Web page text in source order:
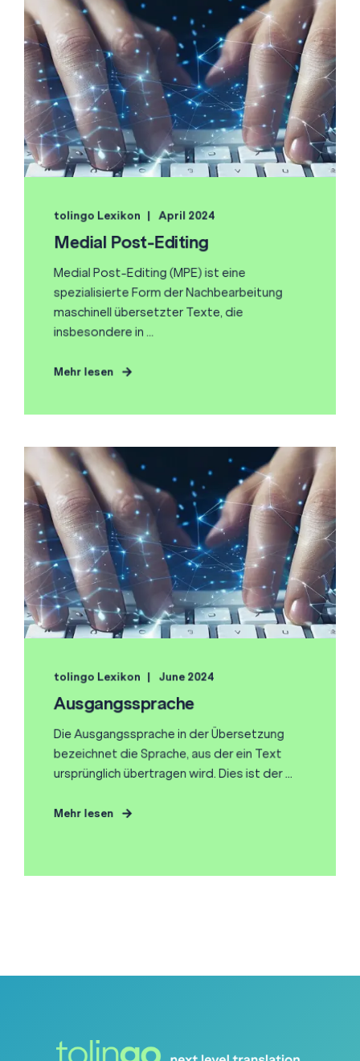
tolingo Lexikon April 2024
Medial Post-Editing
Medial Post-Editing (MPE) ist eine
spezialisierte Form der Nachbearbeitung
maschinell übersetzter Texte, die
insbesondere in ...
Mehr lesen
tolingo Lexikon June 2024
Ausgangssprache
Die Ausgangssprache in der Übersetzung
bezeichnet die Sprache, aus der ein Text
ursprünglich übertragen wird. Dies ist der ...
Mehr lesen